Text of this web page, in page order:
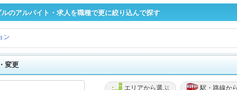
のアルバイト・求人を職種で更に絞り込んで探す
ン
変更
エリアから選ぶ
駅・路線か